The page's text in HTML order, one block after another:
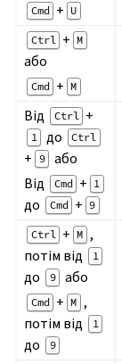
Cmd + U
Ctrl + M
або
Cmd + M
Від Ctrl +
1 до Ctrl
+ 9
або
Від
Cmd + 1
до Cmd + 9
Ctrl + M ,
потім від
1
до 9 або
Cmd + M ,
потім від
1
до 9